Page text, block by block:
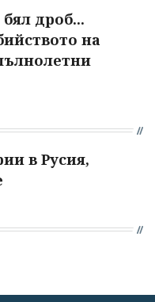
дроб...
на
в Русия,